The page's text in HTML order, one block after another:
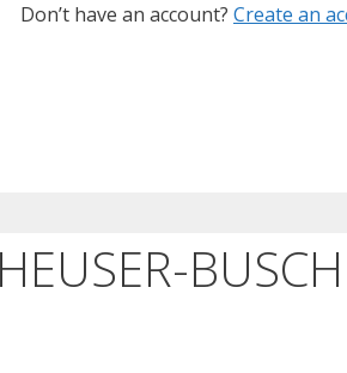
Don’t have an account? Create an
BUSCH